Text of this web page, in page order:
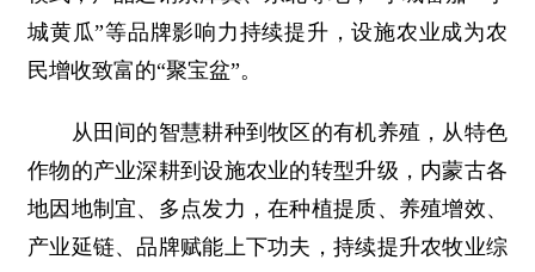
城黄瓜”等品牌影响力持续提升，设施农业成为农
民增收致富的“聚宝盆”。
从田间的智慧耕种到牧区的有机养殖，从特色
作物的产业深耕到设施农业的转型升级，内蒙古各
地因地制宜、多点发力，在种植提质、养殖增效、
产业延链、品牌赋能上下功夫，持续提升农牧业综